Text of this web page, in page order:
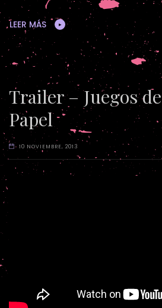
LEER MÁS
Trailer – Juegos
Papel
10 NOVIEMBRE, 2013